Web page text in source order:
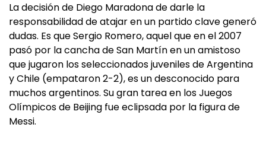
La decisión de Diego Maradona de darle la
responsabilidad de atajar en un partido clave generó
dudas. Es que Sergio Romero, aquel que en el 2007
pasó por la cancha de San Martín en un amistoso
que jugaron los seleccionados juveniles de Argentina
y Chile (empataron 2-2), es un desconocido para
muchos argentinos. Su gran tarea en los Juegos
Olímpicos de Beijing fue eclipsada por la figura de
Messi.